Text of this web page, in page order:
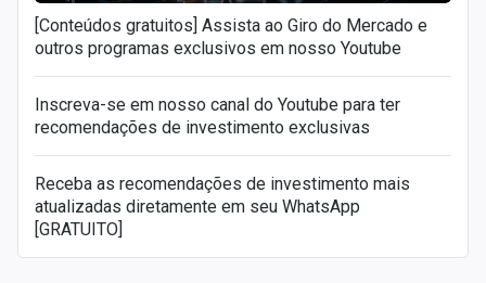
[Conteúdos gratuitos] Assista ao Giro do Mercado e
outros programas exclusivos em nosso Youtube
Inscreva-se em nosso canal do Youtube para ter
recomendações de investimento exclusivas
Receba as recomendações de investimento mais
atualizadas diretamente em seu WhatsApp
[GRATUITO]